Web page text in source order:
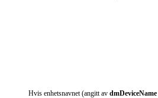
Hvis enhetsnavnet (angitt av dmDeviceName